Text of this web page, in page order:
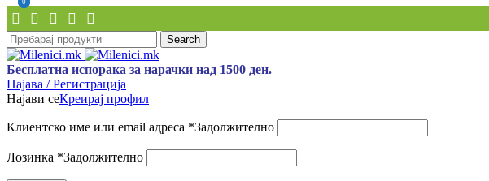
Search
Бесплатна испорака за нарачки над 1500 ден.
Најава / Регистрација
Најави сеКреирај профил
Клиентско име или email адреса *Задолжително
Лозинка *Задолжително
0
0